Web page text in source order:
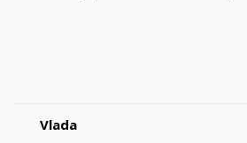
Vlada